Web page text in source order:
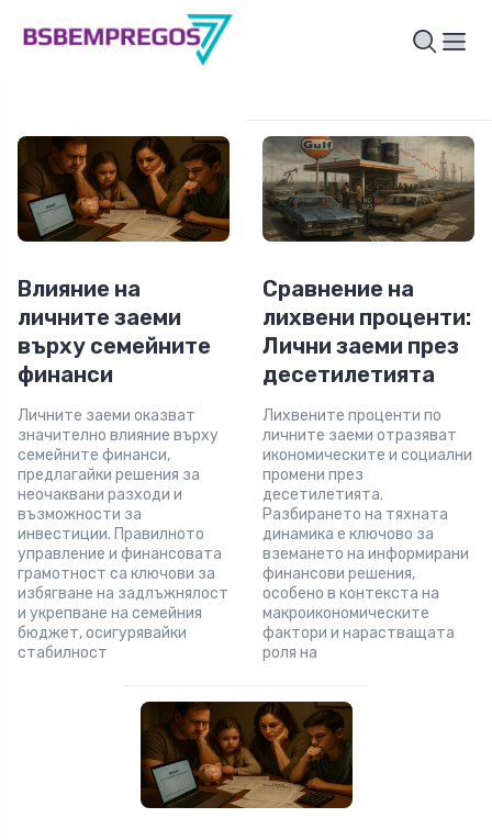
Влияние на
личните заеми
върху семейните
финанси
Личните заеми оказват
значително влияние върху
семейните финанси,
предлагайки решения за
неочаквани разходи и
възможности за
инвестиции. Правилното
управление и финансовата
грамотност са ключови за
избягване на задлъжнялост
и укрепване на семейния
бюджет, осигурявайки
стабилност
Сравнение на
лихвени проценти:
Лични заеми през
десетилетията
Лихвените проценти по
личните заеми отразяват
икономическите и социални
промени през
десетилетията.
Разбирането на тяхната
динамика е ключово за
вземането на информирани
финансови решения,
особено в контекста на
макроикономическите
фактори и нарастващата
роля на